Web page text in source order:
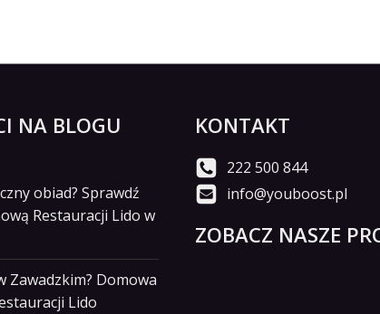
NA BLOGU
obiad? Sprawdź
Restauracji Lido w
Zawadzkim? Domowa
Lido
KONTAKT
222 500 844
info@youboost.pl
ZOBACZ NASZE